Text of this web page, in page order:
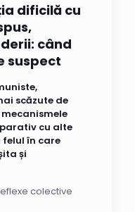
dificilă cu
când
suspect
scăzute de
cu alte
în care
și
colective